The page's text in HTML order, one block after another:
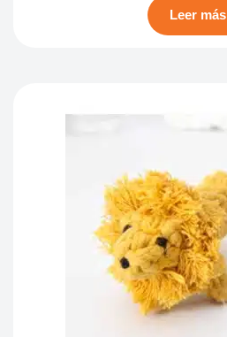
Leer más